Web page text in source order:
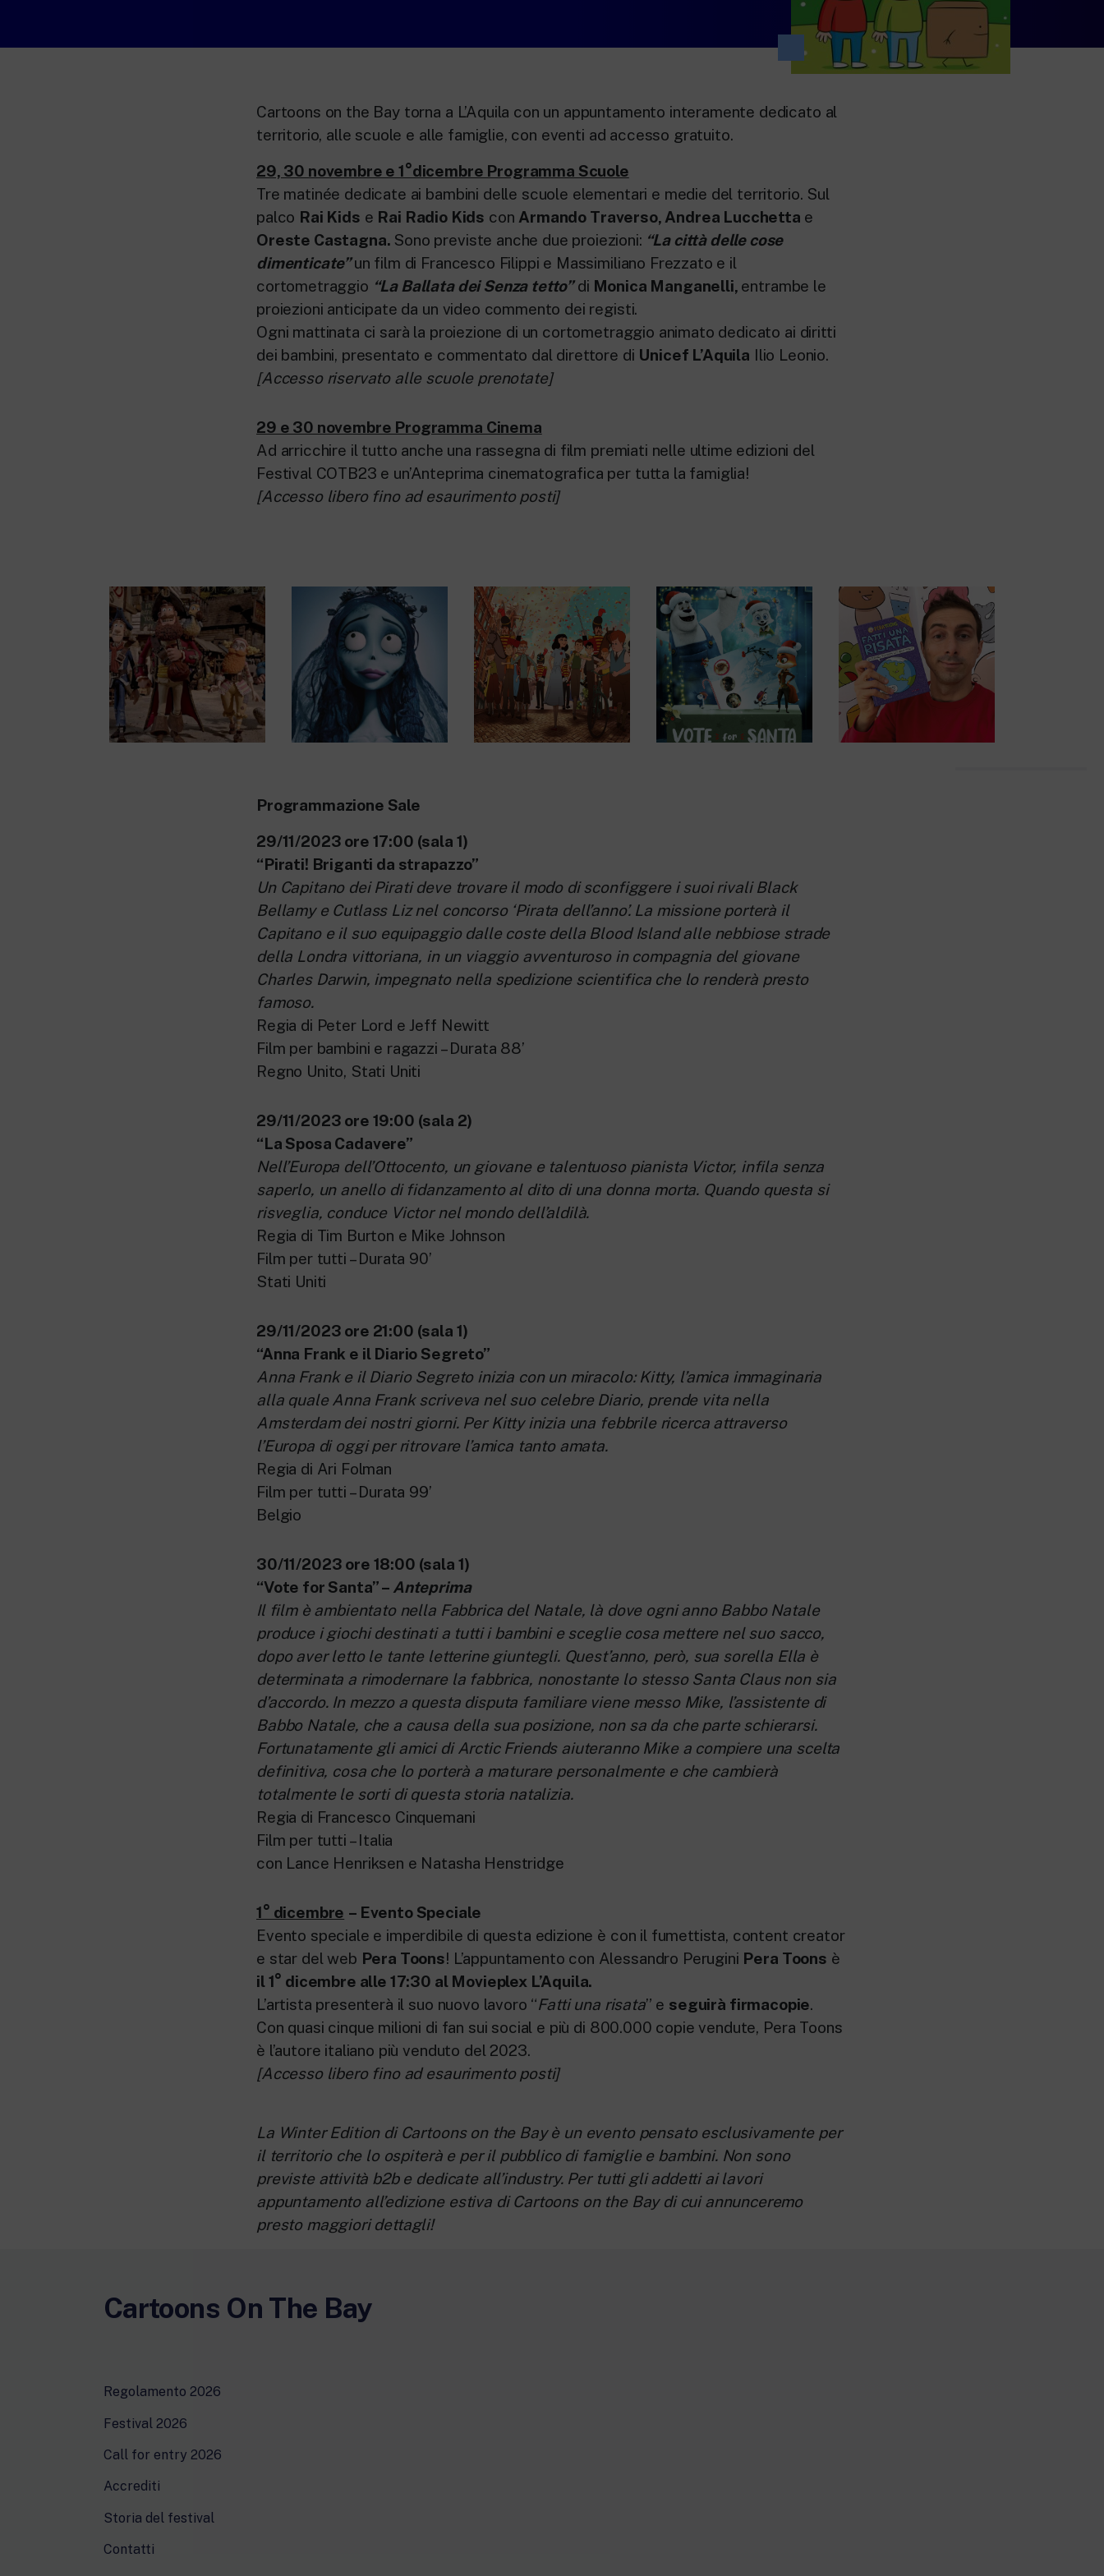
Cartoons on the Bay torna a L’Aquila con un appuntamento interamente dedicato al
territorio, alle scuole e alle famiglie, con eventi ad accesso gratuito.
29, 30 novembre e 1°dicembre Programma Scuole
Tre matinée dedicate ai bambini delle scuole elementari e medie del territorio. Sul
palco Rai Kids e Rai Radio Kids con Armando Traverso, Andrea Lucchetta e
Oreste Castagna. Sono previste anche due proiezioni: “La città delle cose
dimenticate” un film di Francesco Filippi e Massimiliano Frezzato e il
cortometraggio “La Ballata dei Senza tetto”di Monica Manganelli, entrambe le
proiezioni anticipate da un video commento dei registi.
Ogni mattinata ci sarà la proiezione di un cortometraggio animato dedicato ai diritti
dei bambini, presentato e commentato dal direttore di Unicef L’Aquila Ilio Leonio.
[Accesso riservato alle scuole prenotate]
29 e 30 novembre Programma Cinema
Ad arricchire il tutto anche una rassegna di film premiati nelle ultime edizioni del
Festival COTB23 e un’Anteprima cinematografica per tutta la famiglia!
[Accesso libero fino ad esaurimento posti]
Programmazione Sale
29/11/2023 ore 17:00 (sala 1)
“Pirati! Briganti da strapazzo”
Un Capitano dei Pirati deve trovare il modo di sconfiggere i suoi rivali Black
Bellamy e Cutlass Liz nel concorso ‘Pirata dell’anno’. La missione porterà il
Capitano e il suo equipaggio dalle coste della Blood Island alle nebbiose strade
della Londra vittoriana, in un viaggio avventuroso in compagnia del giovane
Charles Darwin, impegnato nella spedizione scientifica che lo renderà presto
famoso.
Regia di Peter Lord e Jeff Newitt
Film per bambini e ragazzi – Durata 88’
Regno Unito, Stati Uniti
29/11/2023 ore 19:00 (sala 2)
“La Sposa Cadavere”
Nell’Europa dell’Ottocento, un giovane e talentuoso pianista Victor, infila senza
saperlo, un anello di fidanzamento al dito di una donna morta. Quando questa si
risveglia, conduce Victor nel mondo dell’aldilà.
Regia di Tim Burton e Mike Johnson
Film per tutti – Durata 90’
Stati Uniti
29/11/2023 ore 21:00 (sala 1)
“Anna Frank e il Diario Segreto”
Anna Frank e il Diario Segreto inizia con un miracolo: Kitty, l’amica immaginaria
alla quale Anna Frank scriveva nel suo celebre Diario, prende vita nella
Amsterdam dei nostri giorni. Per Kitty inizia una febbrile ricerca attraverso
l’Europa di oggi per ritrovare l’amica tanto amata.
Regia di Ari Folman
Film per tutti – Durata 99’
Belgio
30/11/2023 ore 18:00 (sala 1)
“Vote for Santa” – Anteprima
Il film è ambientato nella Fabbrica del Natale, là dove ogni anno Babbo Natale
produce i giochi destinati a tutti i bambini e sceglie cosa mettere nel suo sacco,
dopo aver letto le tante letterine giuntegli. Quest’anno, però, sua sorella Ella è
determinata a rimodernare la fabbrica, nonostante lo stesso Santa Claus non sia
d’accordo. In mezzo a questa disputa familiare viene messo Mike, l’assistente di
Babbo Natale, che a causa della sua posizione, non sa da che parte schierarsi.
Fortunatamente gli amici di Arctic Friends aiuteranno Mike a compiere una scelta
definitiva, cosa che lo porterà a maturare personalmente e che cambierà
totalmente le sorti di questa storia natalizia.
Regia di Francesco Cinquemani
Film per tutti – Italia
con Lance Henriksen e Natasha Henstridge
1° dicembre – Evento Speciale
Evento speciale e imperdibile di questa edizione è con il fumettista, content creator
e star del web Pera Toons! L’appuntamento con Alessandro Perugini Pera Toons è
il 1° dicembre alle 17:30 al Movieplex L’Aquila.
L’artista presenterà il suo nuovo lavoro “Fatti una risata” e seguirà firmacopie.
Con quasi cinque milioni di fan sui social e più di 800.000 copie vendute, Pera Toons
è l’autore italiano più venduto del 2023.
[Accesso libero fino ad esaurimento posti]
La Winter Edition di Cartoons on the Bay è un evento pensato esclusivamente per
il territorio che lo ospiterà e per il pubblico di famiglie e bambini. Non sono
previste attività b2b e dedicate all’industry. Per tutti gli addetti ai lavori
appuntamento all’edizione estiva di Cartoons on the Bay di cui annunceremo
presto maggiori dettagli!
Cartoons On The Bay
Regolamento 2026
Festival 2026
Call for entry 2026
Accrediti
Storia del festival
Contatti